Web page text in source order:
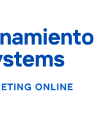
tu web gratis